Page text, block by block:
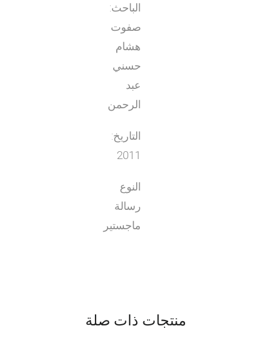
الباحث:
صفوت
هشام
حسني
عبد
الرحمن
التاريخ:
2011
النوع
رسالة
ماجستير
منتجات ذات صلة